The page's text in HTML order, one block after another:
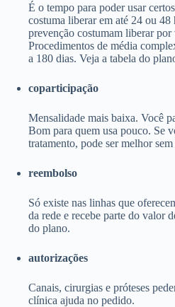
É o tempo para poder usar
costuma liberar em até 24 ou 48
prevenção costumam liberar por
Procedimentos de média
a 180 dias. Veja a tabela do
coparticipação
Mensalidade mais baixa. Você
Bom para quem usa pouco. Se
tratamento, pode ser melhor
reembolso
Só existe nas linhas que
da rede e recebe parte do valor
do plano.
autorizações
Canais, cirurgias e próteses
clínica ajuda no pedido.